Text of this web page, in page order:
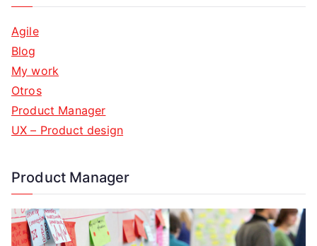
Agile
Blog
My work
Otros
Product Manager
UX – Product design
Product Manager